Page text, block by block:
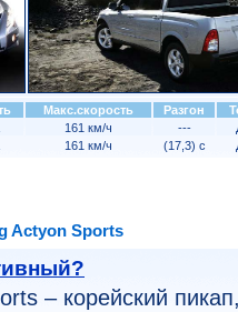
Макс.скорость Разгон
161 км/ч ---
161 км/ч (17,3) с
Actyon Sports
– корейский